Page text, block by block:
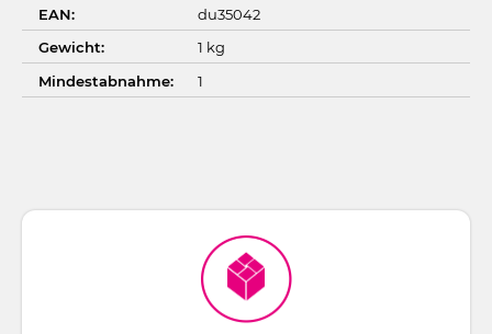
EAN:
du35042
Gewicht:
1 kg
Mindestabnahme:
1